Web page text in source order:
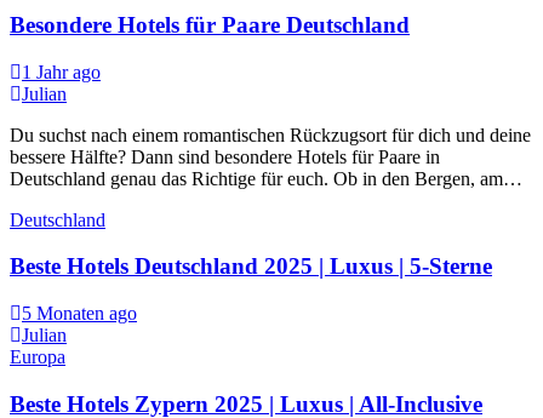
Besondere Hotels für Paare Deutschland
1 Jahr ago
Julian
Du suchst nach einem romantischen Rückzugsort für dich und deine
bessere Hälfte? Dann sind besondere Hotels für Paare in
Deutschland genau das Richtige für euch. Ob in den Bergen, am…
Deutschland
Beste Hotels Deutschland 2025 | Luxus | 5-Sterne
5 Monaten ago
Julian
Europa
Beste Hotels Zypern 2025 | Luxus | All-Inclusive